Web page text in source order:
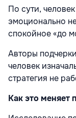
По сути,
эмоционально
спокойное «до
Авторы
человек
стратегия не
Как это меняет